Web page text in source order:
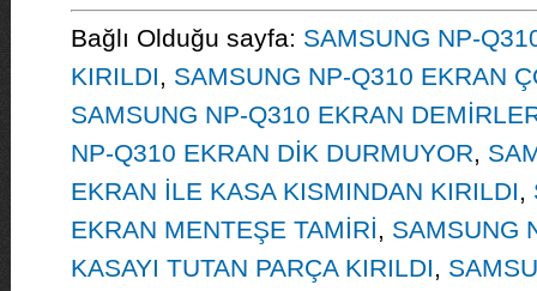
Bağlı Olduğu sayfa: SAMSUNG NP-
KIRILDI, SAMSUNG NP-Q310 EKRAN
SAMSUNG NP-Q310 EKRAN
NP-Q310 EKRAN DİK DURMUYOR,
EKRAN İLE KASA KISMINDAN KIRILDI,
EKRAN MENTEŞE TAMİRİ, SAMSUNG
KASAYI TUTAN PARÇA KIRILDI,